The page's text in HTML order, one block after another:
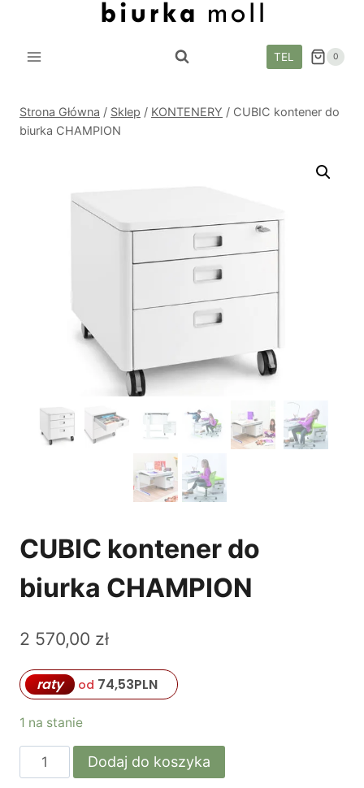
treści
TEL 0
Strona Główna / Sklep / KONTENERY / CUBIC kontener do
biurka CHAMPION
CUBIC kontener do
biurka CHAMPION
2 570,00 zł
raty od 74,53PLN
1 na stanie
ilość
CUBIC
Dodaj do koszyka